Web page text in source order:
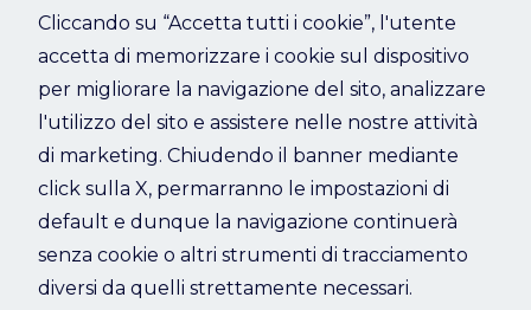
Refresh
Cliccando su “Accetta tutti i cookie”, l'utente
accetta di memorizzare i cookie sul dispositivo
per migliorare la navigazione del sito, analizzare
l'utilizzo del sito e assistere nelle nostre attività
di marketing. Chiudendo il banner mediante
click sulla X, permarranno le impostazioni di
default e dunque la navigazione continuerà
senza cookie o altri strumenti di tracciamento
diversi da quelli strettamente necessari.